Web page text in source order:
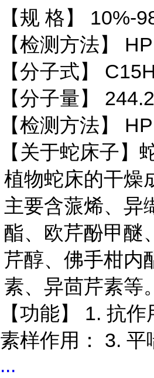
【规 格】 10%-
【检测方法】
【分子式】
【分子量】
【检测方法】
【关于蛇床子】
植物蛇床的干燥
主要含蒎烯、异
酯、欧芹酚甲醚
芹醇、佛手柑内
素、异茴芹素等。
【功能】 1. 抗作
素样作用： 3. 平
...